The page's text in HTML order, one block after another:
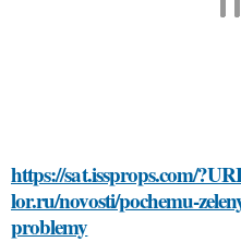
https://sat.issprops.com/
lor.ru/novosti/pochemu-
problemy